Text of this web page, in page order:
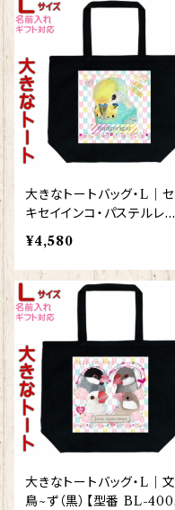
大きなトートバッグ・L｜セ
キセイインコ・パステルレイ
ンボー）【型番 BL-123】KY
APIArt きゃぴあーと
¥4,580
大きなトートバッグ・L｜文
鳥~ず（黒）【型番 BL-400